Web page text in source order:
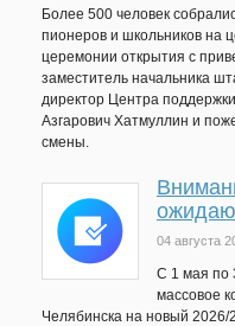
Более 500 человек
пионеров и школьников на
церемонии открытия с
заместитель начальника
директор Центра
Азгарович Хатмуллин и
смены.
04 августа
C 1 мая по
массовое
Челябинска на новый 2026/